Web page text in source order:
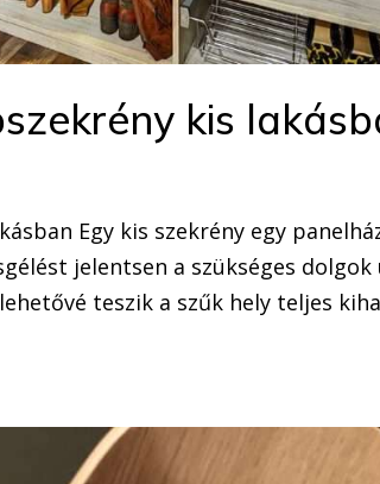
kis
Egy kis szekrény egy
jelentsen a szükséges dolgok
teszik a szűk hely teljes